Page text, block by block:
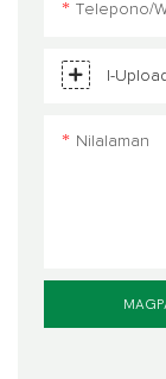
Telepono/
I-
Nilalaman